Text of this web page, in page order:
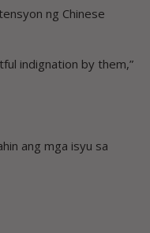
ng Chinese
indignation by them,”
ang mga isyu sa